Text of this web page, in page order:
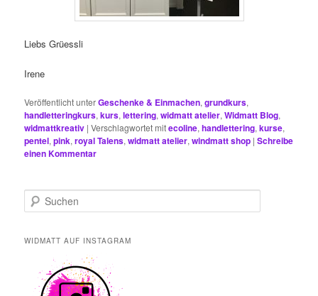
Liebs Grüessli
Irene
Veröffentlicht unterGeschenke & Einmachen,grundkurs,
handletteringkurs,kurs,lettering,widmatt atelier,Widmatt Blog,
widmattkreativ |Verschlagwortet mitecoline,handlettering,kurse,
pentel,pink,royal Talens,widmatt atelier,windmatt shop |Schreibe
einen Kommentar
u
h
WIDMATT AUF INSTAGRAM